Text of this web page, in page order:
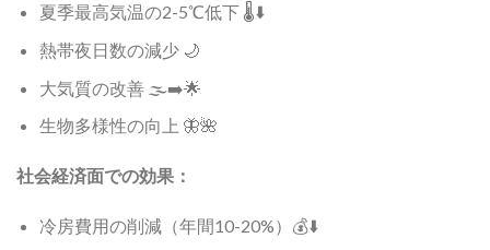
夏季最高気温の2-5℃低下 🌡️⬇️
熱帯夜日数の減少 🌙
大気質の改善 🌫️➡️🌟
生物多様性の向上 🦋🌺
社会経済面での効果：
冷房費用の削減（年間10-20%）💰⬇️